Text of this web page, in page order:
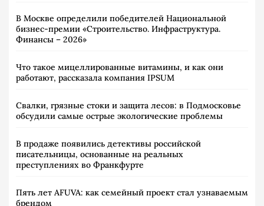
В Москве определили победителей Национальной
бизнес-премии «Строительство. Инфраструктура.
Финансы – 2026»
Что такое мицеллированные витамины, и как они
работают, рассказала компания IPSUM
Свалки, грязные стоки и защита лесов: в Подмосковье
обсудили самые острые экологические проблемы
В продаже появились детективы российской
писательницы, основанные на реальных
преступлениях во Франкфурте
Пять лет AFUVA: как семейный проект стал узнаваемым
брендом